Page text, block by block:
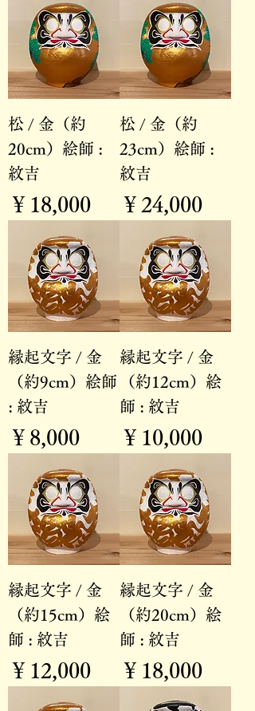
松 / 金（約
20cm）絵師 :
紋吉
価格
￥18,000
松 / 金（約
23cm）絵師 :
紋吉
価格
￥24,000
縁起文字 / 金
（約9cm）絵師
: 紋吉
価格
￥8,000
縁起文字 / 金
（約12cm）絵
師 : 紋吉
価格
￥10,000
縁起文字 / 金
（約15cm）絵
師 : 紋吉
価格
￥12,000
縁起文字 / 金
（約20cm）絵
師 : 紋吉
価格
￥18,000